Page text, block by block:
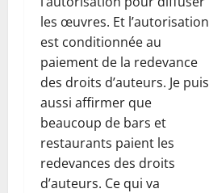
les œuvres. Et l’autorisation
est conditionnée au
paiement de la redevance
des droits d’auteurs. Je puis
aussi affirmer que
beaucoup de bars et
restaurants paient les
redevances des droits
d’auteurs. Ce qui va